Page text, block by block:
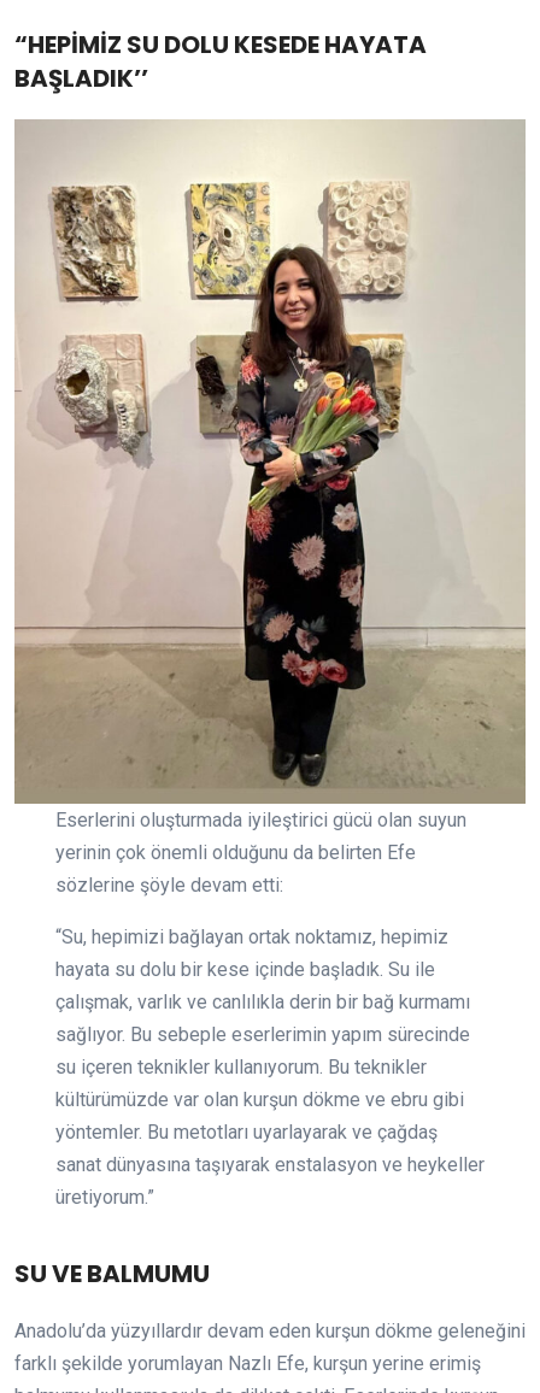
“HEPİMİZ SU DOLU KESEDE HAYATA
BAŞLADIK’’
Eserlerini oluşturmada iyileştirici gücü olan suyun
yerinin çok önemli olduğunu da belirten Efe
sözlerine şöyle devam etti:
“Su, hepimizi bağlayan ortak noktamız, hepimiz
hayata su dolu bir kese içinde başladık. Su ile
çalışmak, varlık ve canlılıkla derin bir bağ kurmamı
sağlıyor. Bu sebeple eserlerimin yapım sürecinde
su içeren teknikler kullanıyorum. Bu teknikler
kültürümüzde var olan kurşun dökme ve ebru gibi
yöntemler. Bu metotları uyarlayarak ve çağdaş
sanat dünyasına taşıyarak enstalasyon ve heykeller
üretiyorum.”
SU VE BALMUMU
Anadolu’da yüzyıllardır devam eden kurşun dökme geleneğini
farklı şekilde yorumlayan Nazlı Efe, kurşun yerine erimiş